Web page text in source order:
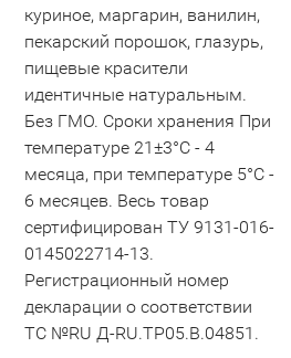
куриное, маргарин, ванилин,
пекарский порошок, глазурь,
пищевые красители
идентичные натуральным.
Без ГМО. Сроки хранения При
температуре 21±3°С - 4
месяца, при температуре 5°С -
6 месяцев. Весь товар
сертифицирован ТУ 9131-016-
0145022714-13.
Регистрационный номер
декларации о соответствии
ТС №RU Д-RU.TP05.B.04851.